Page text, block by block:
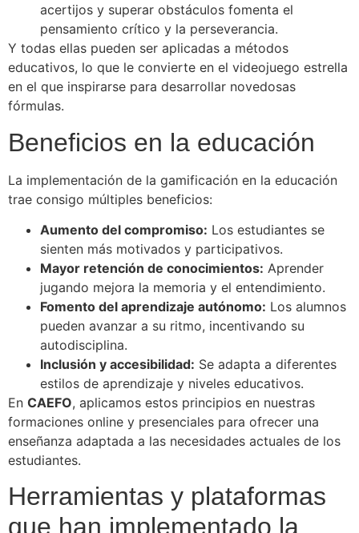
acertijos y superar obstáculos fomenta el
pensamiento crítico y la perseverancia.
Y todas ellas pueden ser aplicadas a métodos
educativos, lo que le convierte en el videojuego estrella
en el que inspirarse para desarrollar novedosas
fórmulas.
Beneficios en la educación
La implementación de la gamificación en la educación
trae consigo múltiples beneficios:
Aumento del compromiso: Los estudiantes se
sienten más motivados y participativos.
Mayor retención de conocimientos: Aprender
jugando mejora la memoria y el entendimiento.
Fomento del aprendizaje autónomo: Los alumnos
pueden avanzar a su ritmo, incentivando su
autodisciplina.
Inclusión y accesibilidad: Se adapta a diferentes
estilos de aprendizaje y niveles educativos.
En CAEFO, aplicamos estos principios en nuestras
formaciones online y presenciales para ofrecer una
enseñanza adaptada a las necesidades actuales de los
estudiantes.
Herramientas y plataformas
que han implementado la